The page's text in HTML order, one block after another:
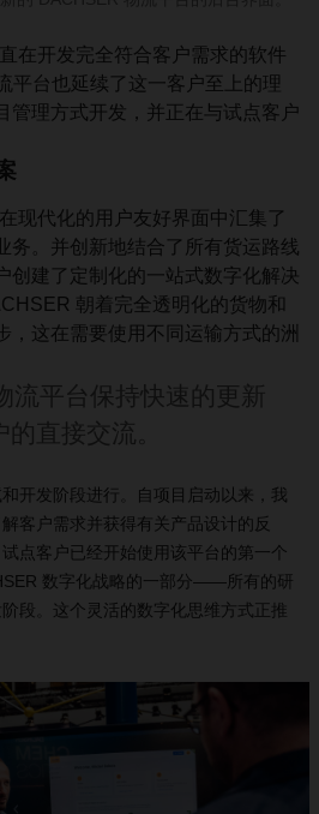
在开发完全符合客户需求的软件
平台也延续了这一客户至上的理
管理方式开发，并正在与试点客户
现代化的用户友好界面中汇集了
务。并创新地结合了所有货运路线
创建了定制化的一站式数字化解决
朝着完全透明化的货物和
，这在需要使用不同运输方式的洲
流平台保持快速的更新
直接交流。
开发阶段进行。自项目启动以来，我
客户需求并获得有关产品设计的反
点客户已经开始使用该平台的第一个
数字化战略的一部分——所有的研
段。这个灵活的数字化思维方式正推